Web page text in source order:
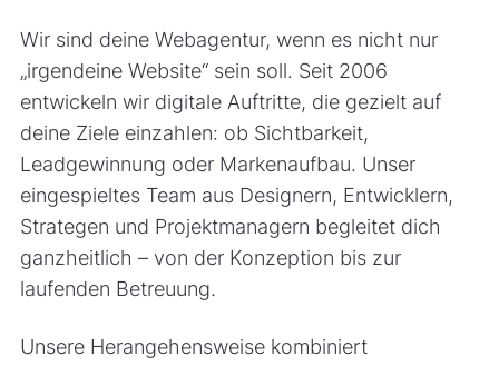
Wir sind deine Webagentur, wenn es nicht nur
„irgendeine Website“ sein soll. Seit 2006
entwickeln wir digitale Auftritte, die gezielt auf
deine Ziele einzahlen: ob Sichtbarkeit,
Leadgewinnung oder Markenaufbau. Unser
eingespieltes Team aus Designern, Entwicklern,
Strategen und Projektmanagern begleitet dich
ganzheitlich – von der Konzeption bis zur
laufenden Betreuung.
Unsere Herangehensweise kombiniert